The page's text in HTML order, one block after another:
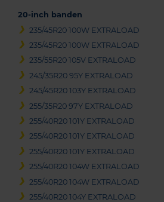
20-inch banden
235/45R20 100W EXTRALOAD
235/45R20 100W EXTRALOAD
235/55R20 105V EXTRALOAD
245/35R20 95Y EXTRALOAD
245/45R20 103Y EXTRALOAD
255/35R20 97Y EXTRALOAD
255/40R20 101Y EXTRALOAD
255/40R20 101Y EXTRALOAD
255/40R20 101Y EXTRALOAD
255/40R20 104W EXTRALOAD
255/40R20 104W EXTRALOAD
255/40R20 104Y EXTRALOAD